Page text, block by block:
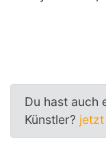
Du hast auch
Künstler?